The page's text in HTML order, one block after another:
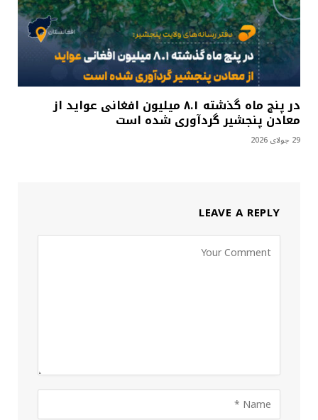
در پنج ماه گذشته ۸.۱ میلیون افغانی عواید از
معادن پنجشیر گردآوری شده است
29 جولای 2026
LEAVE A REPLY